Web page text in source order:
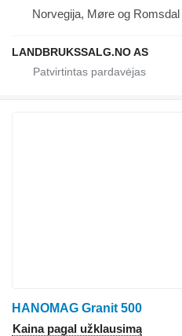
Norvegija, Møre og Romsdal
LANDBRUKSSALG.NO AS
HANOMAG Granit 500
Kaina pagal užklausimą